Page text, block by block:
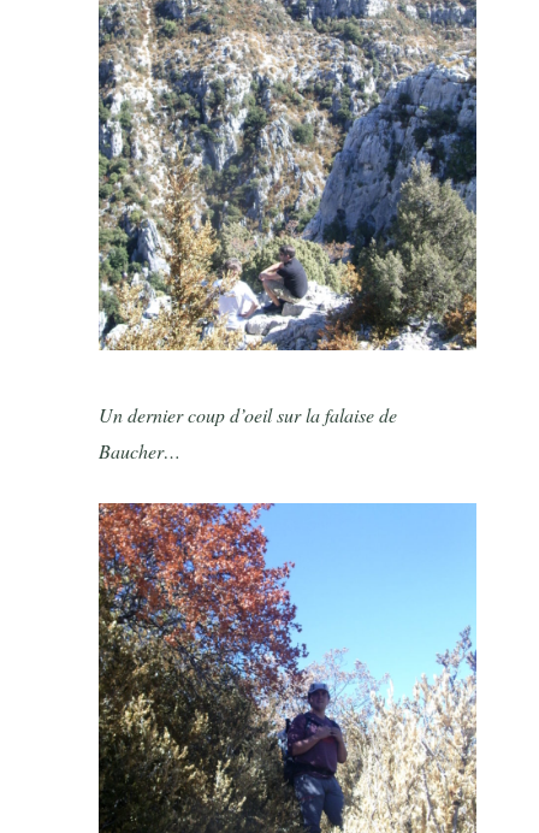
Un dernier coup d’oeil sur la falaise de
Baucher…